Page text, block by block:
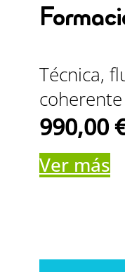
Técnica,
990,00
Ver más